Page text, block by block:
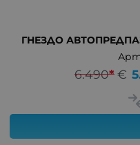
ГНЕЗДО
6.490* €